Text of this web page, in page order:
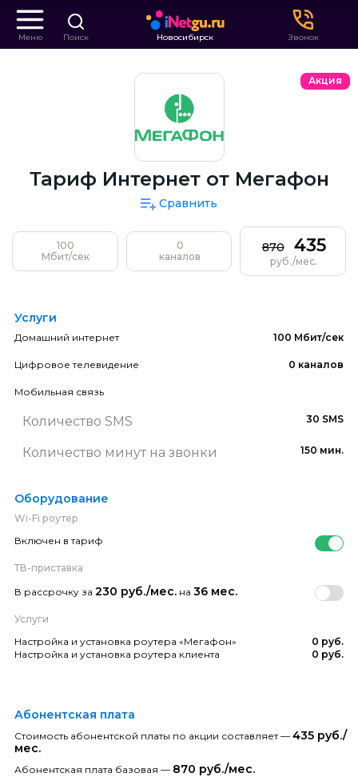
Меню Поиск Новосибирск Звонок
Акция
Тариф Интернет от Мегафон
Сравнить
100
Мбит/сек
0
каналов
870 435
руб./мес.
Услуги
Домашний интернет 100 Мбит/сек
Цифровое телевидение 0 каналов
Мобильная связь
Количество SMS 30 SMS
Количество минут на звонки 150 мин.
Оборудование
Wi-Fi роутер
Включен в тариф
ТВ-приставка
В рассрочку за 230 руб./мес. на 36 мес.
Услуги
Настройка и установка роутера «Мегафон»
0 руб.
Настройка и установка роутера клиента
0 руб.
Абонентская плата
Стоимость абонентской платы по акции составляет — 435 руб./
мес.
Абонентская плата базовая — 870 руб./мес.